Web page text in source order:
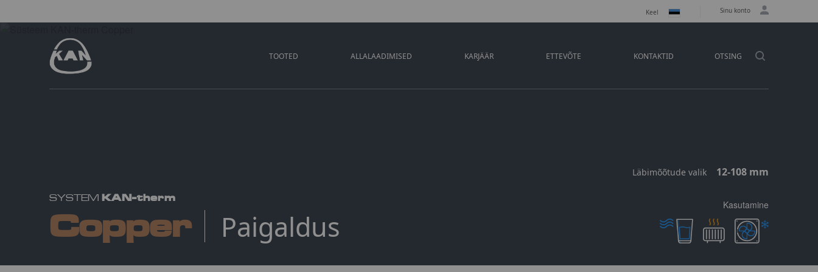
Keel Sinu konto
TOOTED ALLALAADIMISED KARJÄÄR ETTEVÕTE KONTAKTID OTSING
SYSTEM KAN-therm
Copper Paigaldus
Läbimõõtude valik 12-108 mm
Kasutamine